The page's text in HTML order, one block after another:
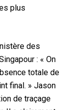
plus
des
: « On
totale de
final. » Jason
de traçage